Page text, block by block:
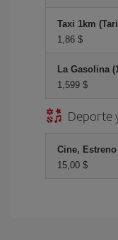
Taxi 1km
1,86 $
La Gasolina
1,599 $
Deporte
Cine,
15,00 $